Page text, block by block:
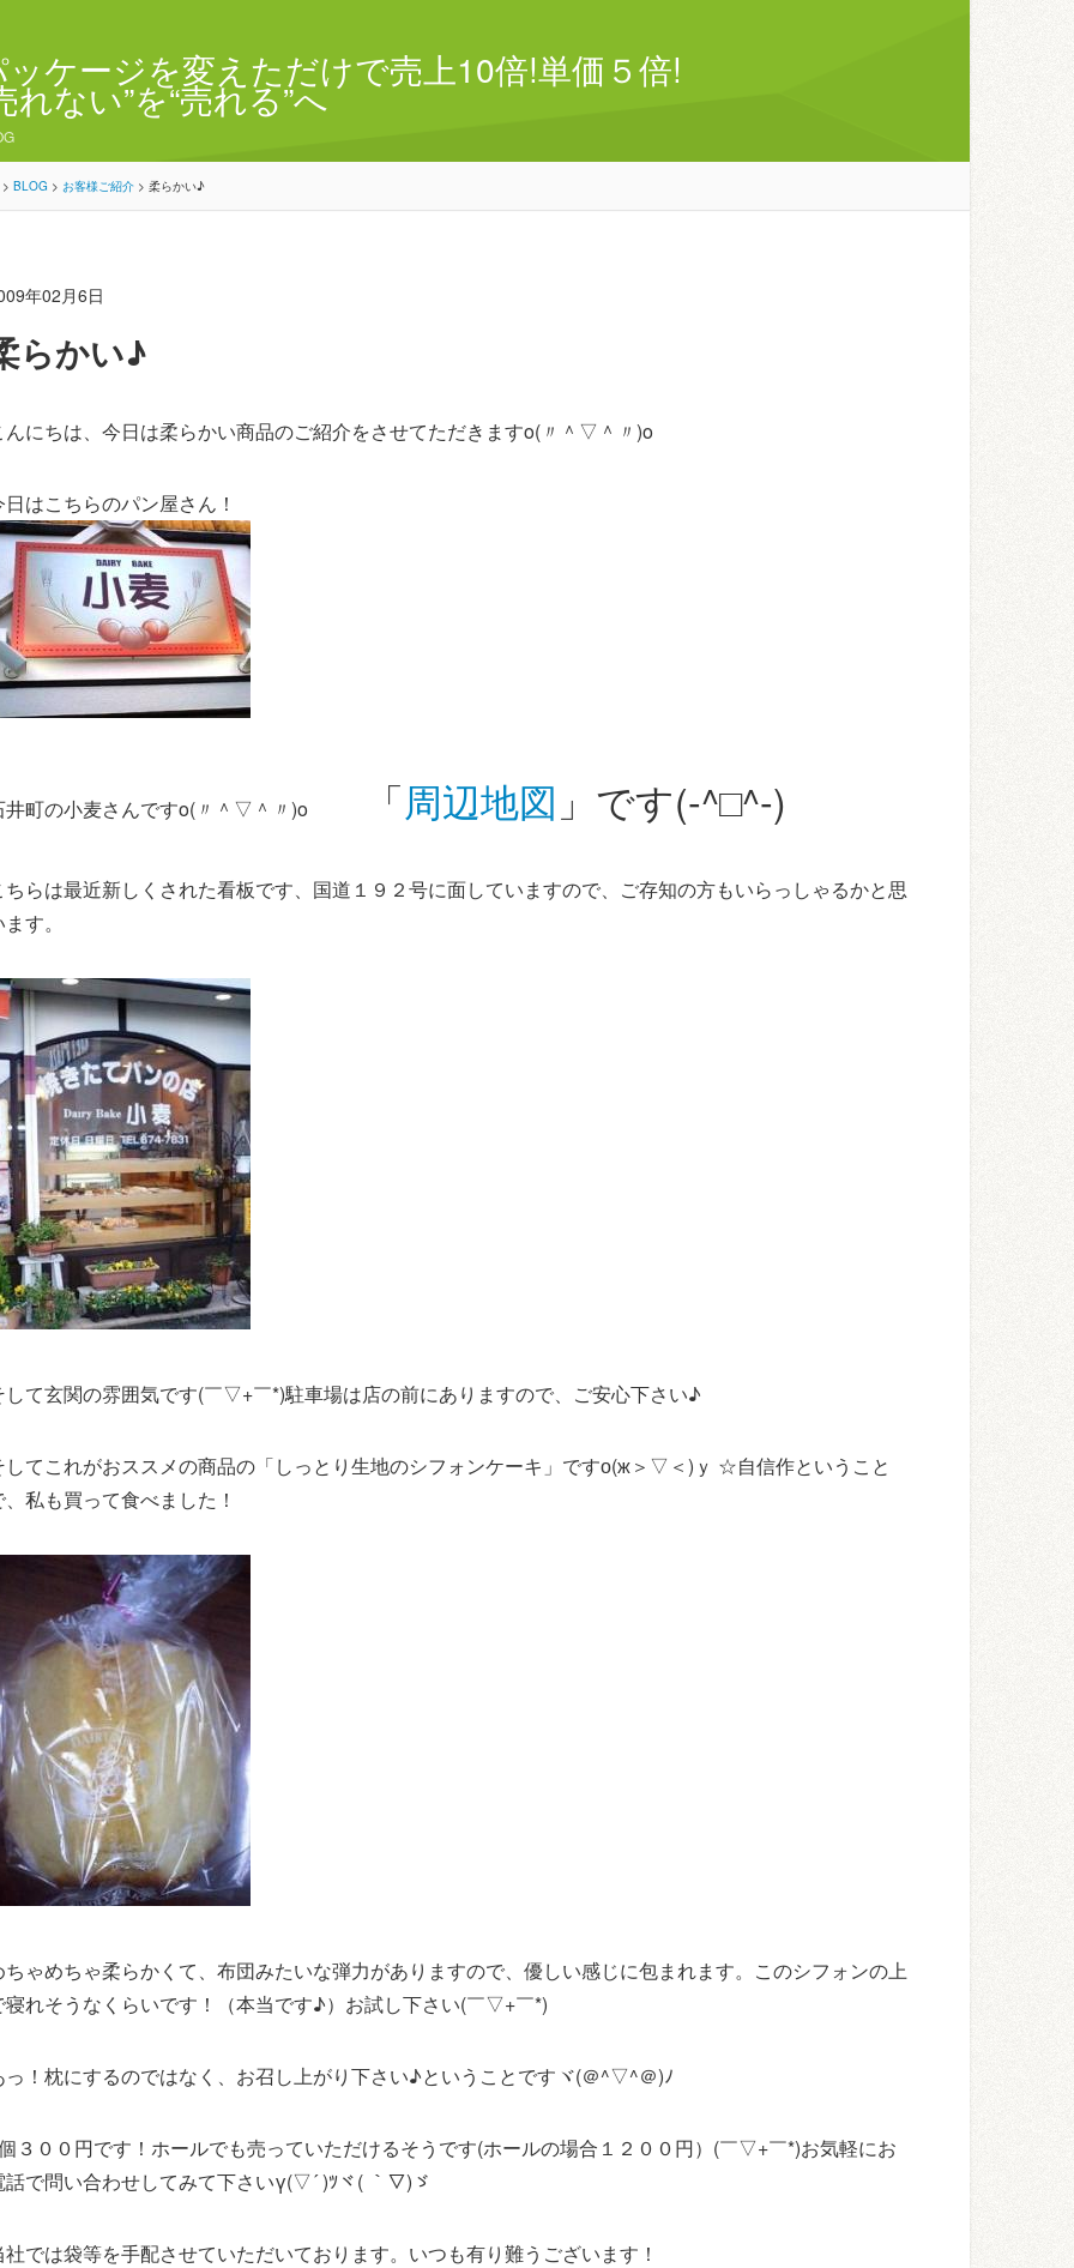
ケージを変えただけで売上10倍!単価５倍!
れない”を“売れる”へ
> BLOG > お客様ご紹介 > 柔らかい♪
年02月6日
らかい♪
んにちは、今日は柔らかい商品のご紹介をさせてただきますo(〃＾▽＾〃)o
日はこちらのパン屋さん！
井町の小麦さんですo(〃＾▽＾〃)o 「周辺地図 」です(-^□^-)
ちらは最近新しくされた看板です、国道１９２号に面していますので、ご存知の方もいらっしゃるかと思
す。
して玄関の雰囲気です(￣▽+￣*)駐車場は店の前にありますので、ご安心下さい♪
してこれがおススメの商品の「しっとり生地のシフォンケーキ」ですо(ж＞▽＜)ｙ ☆自信作ということ
、私も買って食べました！
ちゃめちゃ柔らかくて、布団みたいな弾力がありますので、優しい感じに包まれます。このシフォンの上
寝れそうなくらいです！（本当です♪）お試し下さい(￣▽+￣*)
っ！枕にするのではなく、お召し上がり下さい♪ということですヾ(＠^▽^＠)ﾉ
３００円です！ホールでも売っていただけるそうです(ホールの場合１２００円）(￣▽+￣*)お気軽にお
話で問い合わせしてみて下さいγ(▽´ )ﾂヾ( ｀▽)ゞ
社では袋等を手配させていただいております。いつも有り難うございます！